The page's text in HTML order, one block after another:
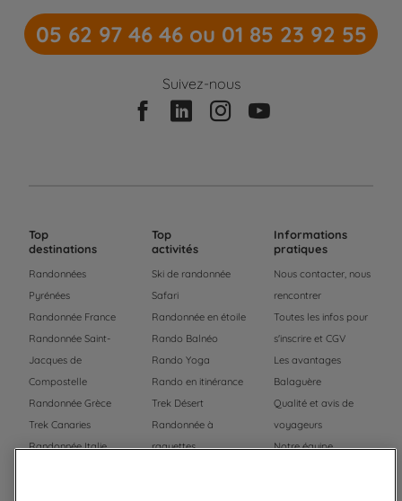
05 62 97 46 46 ou 01 85 23 92 55
Suivez-nous
Top
destinations
Randonnées
Pyrénées
Randonnée France
Randonnée Saint-
Jacques de
Compostelle
Randonnée Grèce
Trek Canaries
Randonnée Italie
Top
activités
Ski de randonnée
Safari
Randonnée en étoile
Rando Balnéo
Rando Yoga
Rando en itinérance
Trek Désert
Randonnée à
raquettes
Informations
pratiques
Nous contacter, nous
rencontrer
Toutes les infos pour
s'inscrire et CGV
Les avantages
Balaguère
Qualité et avis de
voyageurs
Notre équipe